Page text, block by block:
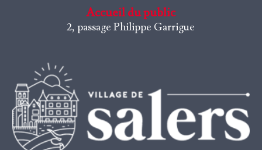
Accueil du public
2, passage Philippe Garrigue